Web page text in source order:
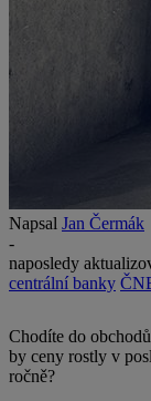
Napsal Jan Čermák
-
naposledy
centrální banky
Chodíte do
by ceny rostly v
ročně?